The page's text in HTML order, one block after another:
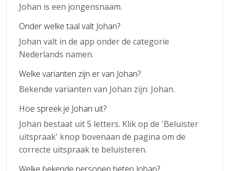
Johan is een jongensnaam.
Onder welke taal valt Johan?
Johan valt in de app onder de categorie
Nederlands namen.
Welke varianten zijn er van Johan?
Bekende varianten van Johan zijn: Johan.
Hoe spreek je Johan uit?
Johan bestaat uit 5 letters. Klik op de 'Beluister
uitspraak' knop bovenaan de pagina om de
correcte uitspraak te beluisteren.
Welke bekende personen heten Johan?